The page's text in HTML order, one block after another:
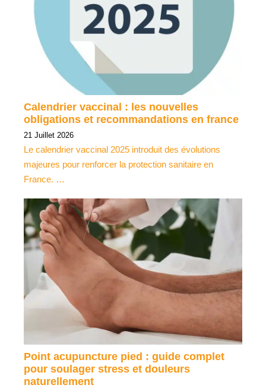
Calendrier vaccinal : les nouvelles
obligations et recommandations en france
21 Juillet 2026
Le calendrier vaccinal 2025 introduit des évolutions
majeures pour renforcer la protection sanitaire en
France. …
Point acupuncture pied : guide complet
pour soulager stress et douleurs
naturellement